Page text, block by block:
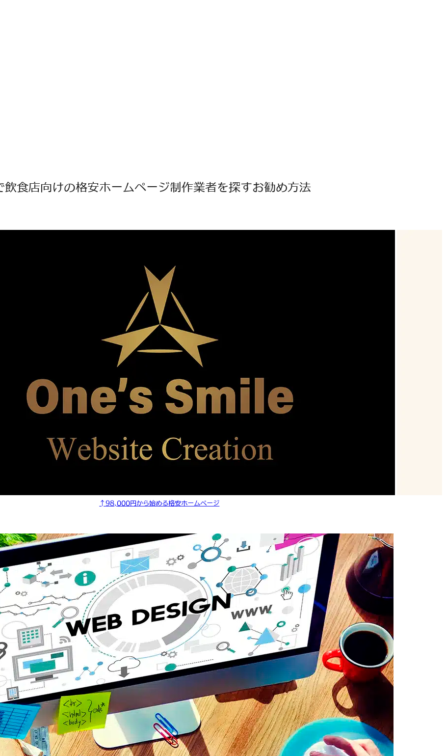
飲食店向けの格安ホームページ制作業者を探すお勧め方法
↑98,000円から始める格安ホームページ